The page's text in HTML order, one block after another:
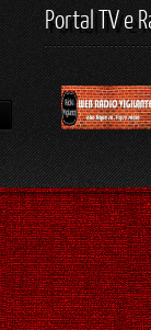
Portal TV e